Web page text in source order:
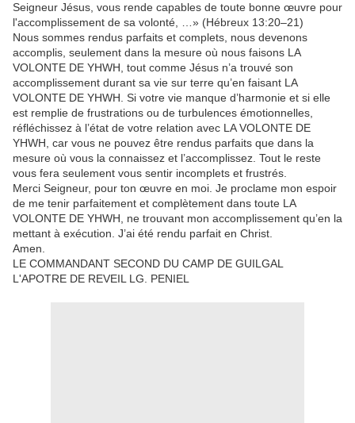
Seigneur Jésus, vous rende capables de toute bonne œuvre pour
l'accomplissement de sa volonté, …» (Hébreux 13:20–21)
Nous sommes rendus parfaits et complets, nous devenons
accomplis, seulement dans la mesure où nous faisons LA
VOLONTE DE YHWH, tout comme Jésus n’a trouvé son
accomplissement durant sa vie sur terre qu’en faisant LA
VOLONTE DE YHWH. Si votre vie manque d’harmonie et si elle
est remplie de frustrations ou de turbulences émotionnelles,
réfléchissez à l’état de votre relation avec LA VOLONTE DE
YHWH, car vous ne pouvez être rendus parfaits que dans la
mesure où vous la connaissez et l’accomplissez. Tout le reste
vous fera seulement vous sentir incomplets et frustrés.
Merci Seigneur, pour ton œuvre en moi. Je proclame mon espoir
de me tenir parfaitement et complètement dans toute LA
VOLONTE DE YHWH, ne trouvant mon accomplissement qu’en la
mettant à exécution. J’ai été rendu parfait en Christ.
Amen.
LE COMMANDANT SECOND DU CAMP DE GUILGAL
L'APOTRE DE REVEIL LG. PENIEL